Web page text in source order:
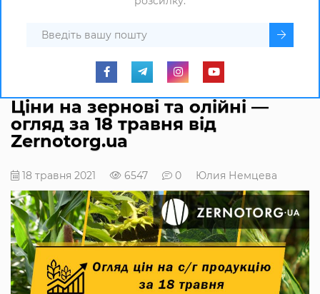
Ціни на зернові та олійні —
огляд за 18 травня від
Zernotorg.ua
18 травня 2021 6547 0 Юлия Немцева